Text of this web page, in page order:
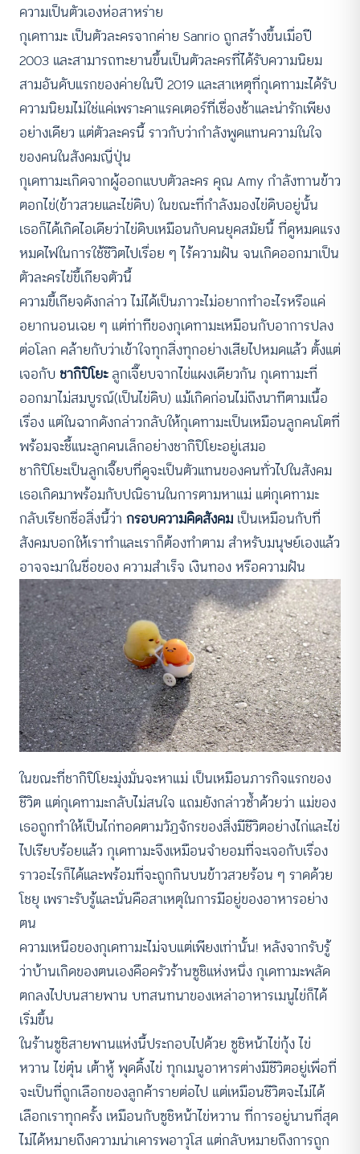
ความเป็นตัวเองห่อสาหร่าย
กุเดทามะ เป็นตัวละครจากค่าย Sanrio ถูกสร้างขึ้นเมื่อปี
2003 และสามารถทะยานขึ้นเป็นตัวละครที่ได้รับความนิยม
สามอันดับแรกของค่ายในปี 2019 และสาเหตุที่กุเดทามะได้รับ
ความนิยมไม่ใช่แค่เพราะคาแรคเตอร์ที่เชื่องช้าและน่ารักเพียง
อย่างเดียว แต่ตัวละครนี้ ราวกับว่ากำลังพูดแทนความในใจ
ของคนในสังคมญี่ปุ่น
กุเดทามะเกิดจากผู้ออกแบบตัวละคร คุณ Amy กำลังทานข้าว
ตอกไข่(ข้าวสวยและไข่ดิบ) ในขณะที่กำลังมองไข่ดิบอยู่นั้น
เธอก็ได้เกิดไอเดียว่าไข่ดิบเหมือนกับคนยุคสมัยนี้ ที่ดูหมดแรง
หมดไฟในการใช้ชีวิตไปเรื่อย ๆ ไร้ความฝัน จนเกิดออกมาเป็น
ตัวละครไข่ขี้เกียจตัวนี้
ความขี้เกียจดังกล่าว ไม่ได้เป็นภาวะไม่อยากทำอะไรหรือแค่
อยากนอนเฉย ๆ แต่ท่าทีของกุเดทามะเหมือนกับอาการปลง
ต่อโลก คล้ายกับว่าเข้าใจทุกสิ่งทุกอย่างเสียไปหมดแล้ว ตั้งแต่
เจอกับ ชากิปิโยะลูกเจี๊ยบจากไข่แผงเดียวกัน กุเดทามะที่
ออกมาไม่สมบูรณ์(เป็นไข่ดิบ) แม้เกิดก่อนไม่ถึงนาทีตามเนื้อ
เรื่อง แต่ในฉากดังกล่าวกลับให้กุเดทามะเป็นเหมือนลูกคนโตที่
พร้อมจะชี้แนะลูกคนเล็กอย่างชากิปิโยะอยู่เสมอ
ชากิปิโยะเป็นลูกเจี๊ยบที่ดูจะเป็นตัวแทนของคนทั่วไปในสังคม
เธอเกิดมาพร้อมกับปณิธานในการตามหาแม่ แต่กุเดทามะ
กลับเรียกชื่อสิ่งนี้ว่า กรอบความคิดสังคม เป็นเหมือนกับที่
สังคมบอกให้เราทำและเราก็ต้องทำตาม สำหรับมนุษย์เองแล้ว
อาจจะมาในชื่อของ ความสำเร็จ เงินทอง หรือความฝัน
ในขณะที่ชากิปิโยะมุ่งมั่นจะหาแม่ เป็นเหมือนภารกิจแรกของ
ชีวิต แต่กุเดทามะกลับไม่สนใจ แถมยังกล่าวซ้ำด้วยว่า แม่ของ
เธอถูกทำให้เป็นไก่ทอดตามวัฏจักรของสิ่งมีชีวิตอย่างไก่และไข่
ไปเรียบร้อยแล้ว กุเดทามะจึงเหมือนจำยอมที่จะเจอกับเรื่อง
ราวอะไรก็ได้และพร้อมที่จะถูกกินบนข้าวสวยร้อน ๆ ราดด้วย
โชยุ เพราะรับรู้และนั่นคือสาเหตุในการมีอยู่ของอาหารอย่าง
ตน
ความเหนือของกุเดทามะไม่จบแต่เพียงเท่านั้น! หลังจากรับรู้
ว่าบ้านเกิดของตนเองคือครัวร้านซูชิแห่งหนึ่ง กุเดทามะพลัด
ตกลงไปบนสายพาน บทสนทนาของเหล่าอาหารเมนูไข่ก็ได้
เริ่มขึ้น
ในร้านซูชิสายพานแห่งนี้ประกอบไปด้วย ซูชิหน้าไข่กุ้ง ไข่
หวาน ไข่ตุ๋น เต้าหู้ พุดดิ้งไข่ ทุกเมนูอาหารต่างมีชีวิตอยู่เพื่อที่
จะเป็นที่ถูกเลือกของลูกค้ารายต่อไป แต่เหมือนชีวิตจะไม่ได้
เลือกเราทุกครั้ง เหมือนกับซูชิหน้าไข่หวาน ที่การอยู่นานที่สุด
ไม่ได้หมายถึงความน่าเคารพอาวุโส แต่กลับหมายถึงการถูก